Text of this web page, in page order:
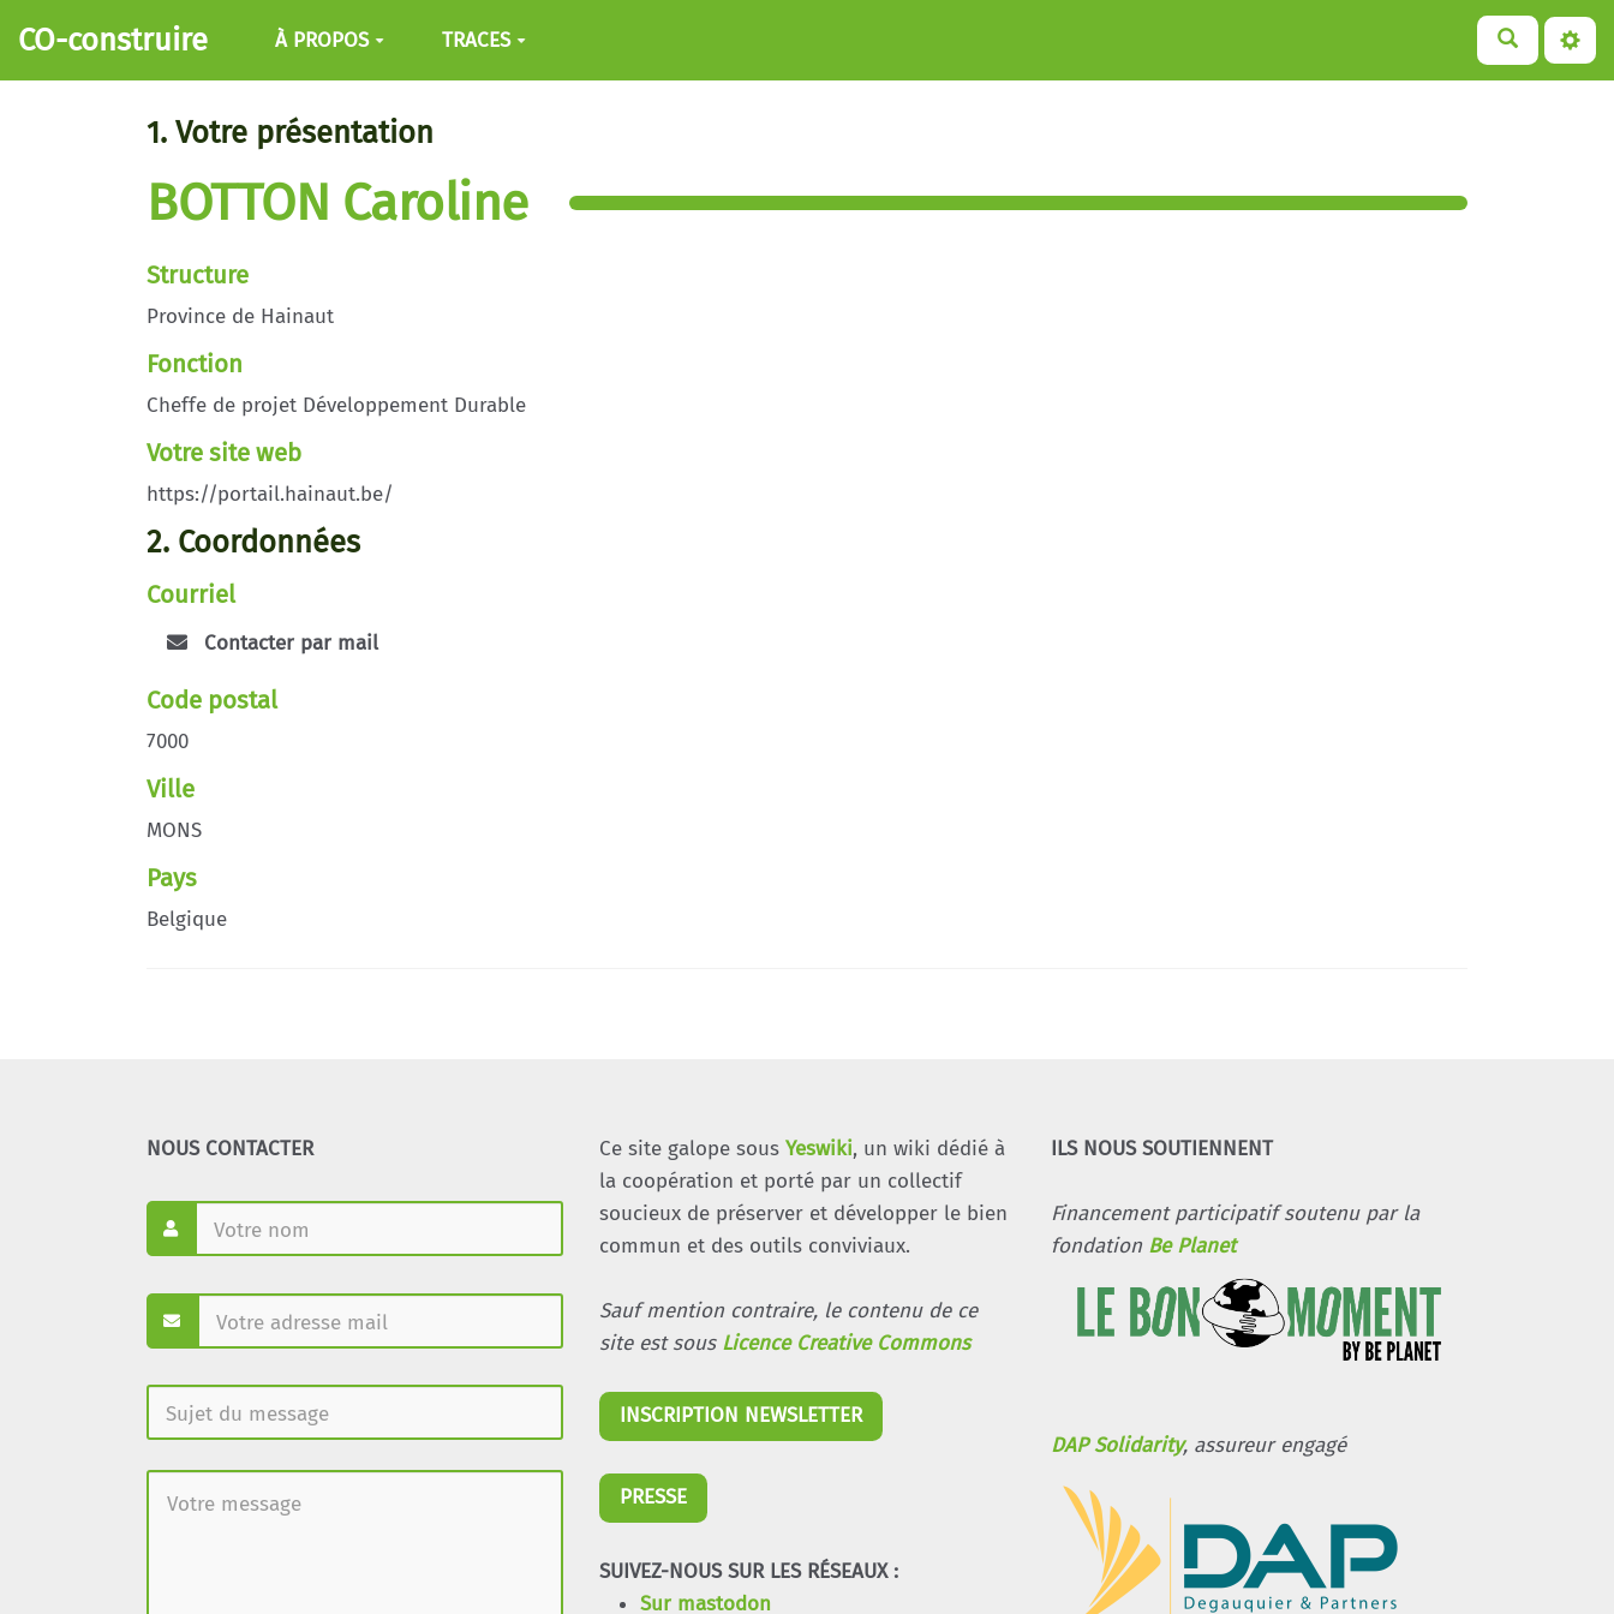
Aller au contenu principal
CO-construire À PROPOS TRACES
1. Votre présentation
BOTTON Caroline
Structure
Province de Hainaut
Fonction
Cheffe de projet Développement Durable
Votre site web
https://portail.hainaut.be/
2. Coordonnées
Courriel
Contacter par mail
Code postal
7000
Ville
MONS
Pays
Belgique
NOUS CONTACTER Ce site galope sous Yeswiki, un wiki dédié à
la coopération et porté par un collectif
soucieux de préserver et développer le bien
commun et des outils conviviaux.
Sauf mention contraire, le contenu de ce
site est sous Licence Creative Commons
INSCRIPTION NEWSLETTER
PRESSE
SUIVEZ-NOUS SUR LES RÉSEAUX :
Sur mastodon
ILS NOUS SOUTIENNENT
Financement participatif soutenu par la
fondation Be Planet
DAP Solidarity, assureur engagé